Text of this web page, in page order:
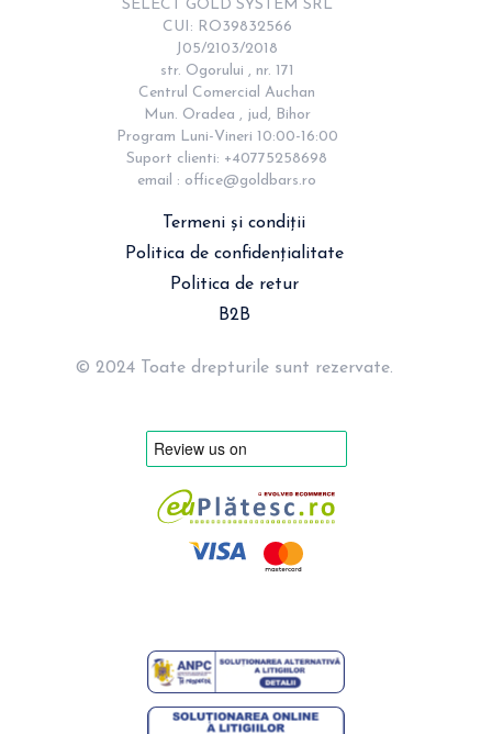
SELECT GOLD SYSTEM SRL
CUI: RO39832566
J05/2103/2018
str. Ogorului , nr. 171
Centrul Comercial Auchan
Mun. Oradea , jud, Bihor
Program Luni-Vineri 10:00-16:00
Suport clienti: +40775258698
email : office@goldbars.ro
Termeni și condiții
Politica de confidențialitate
Politica de retur
B2B
© 2024 Toate drepturile sunt rezervate.